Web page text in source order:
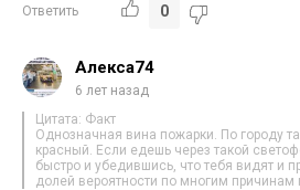
Ответить 0
Алекса74
6 лет назад
Цитата: Факт
Однозначная вина пожарки. По городу
красный. Если едешь через такой
быстро и убедившись, что тебя видят и
долей вероятности по многим причинам